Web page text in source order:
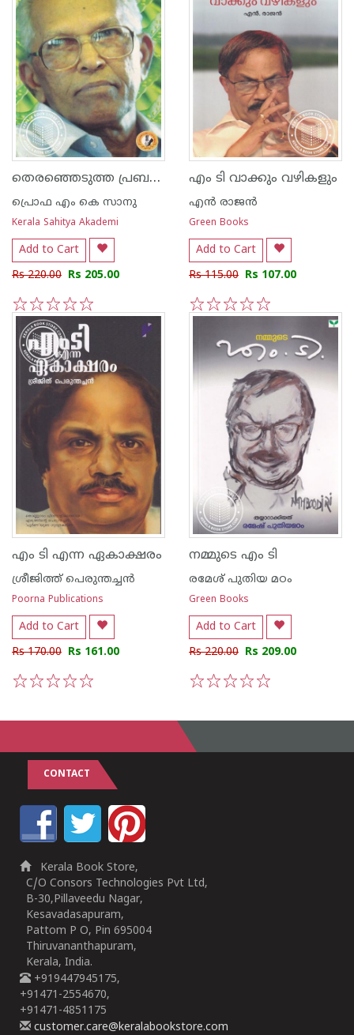
തെരഞ്ഞെടുത്ത പ്രബന്ധനങ്ങള്‍ എം കെ സാനു
പ്രൊഫ എം കെ സാനു
Kerala Sahitya Akademi
Add to Cart
Rs 220.00 Rs 205.00
5
4
3
2
1
എം ടി വാക്കും വഴികളും
എന്‍ രാജന്‍
Green Books
Add to Cart
Rs 115.00 Rs 107.00
5
4
3
2
1
എം ടി എന്ന ഏകാക്ഷരം
ശ്രീജിത്ത് പെരുന്തച്ചന്‍
Poorna Publications
Add to Cart
Rs 170.00 Rs 161.00
നമ്മുടെ എം ടി
രമേശ് പുതിയ മഠം
Green Books
Add to Cart
Rs 220.00 Rs 209.00
CONTACT
Kerala Book Store,
C/O Consors Technologies Pvt Ltd,
B-30,Pillaveedu Nagar,
Kesavadasapuram,
Pattom P O, Pin 695004
Thiruvananthapuram,
Kerala, India.
+919447945175,
+91471-2554670,
+91471-4851175
customer.care@keralabookstore.com